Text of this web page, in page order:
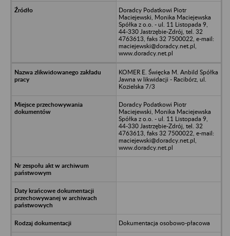
Doradcy Podatkowi Piotr
Maciejewski, Monika Maciejewska
Spółka z o.o. - ul. 11 Listopada 9,
44-330 Jastrzębie-Zdrój, tel. 32
4763613, faks 32 7500022, e-mail:
maciejewski@doradcy.net.pl,
www.doradcy.net.pl
KOMER E. Święcka M. Anbild Spółka
Jawna w likwidacji - Racibórz, ul.
Kozielska 7/3
Doradcy Podatkowi Piotr
Maciejewski, Monika Maciejewska
Spółka z o.o. - ul. 11 Listopada 9,
44-330 Jastrzębie-Zdrój, tel. 32
4763613, faks 32 7500022, e-mail:
maciejewski@doradcy.net.pl,
www.doradcy.net.pl
Dokumentacja osobowo-płacowa